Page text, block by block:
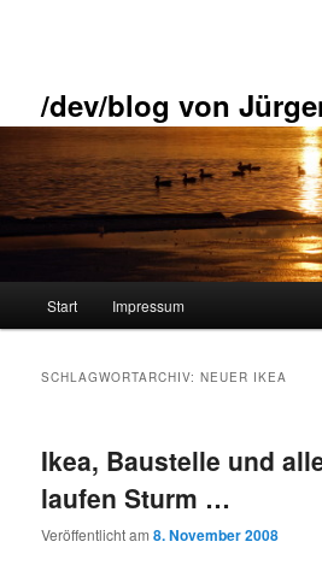
/dev/blog von
Start Impressum
SCHLAGWORTARCHIV:NEUER IKEA
Ikea, Baustelle und
laufen Sturm …
Veröffentlicht am8. November 2008